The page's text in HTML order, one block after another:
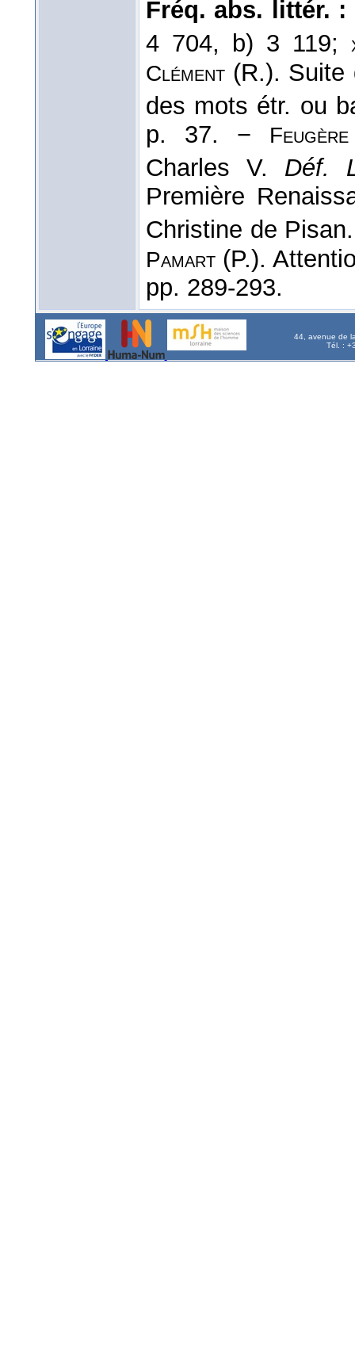
Fréq. abs. littér. :
4 704, b) 3 119;
Clément (R.). Suite
des mots étr. ou
p. 37. −
Feugère
Charles V. Déf.
Première
Christine de
Pamart (P.).
pp. 289-293.
44, avenue de
Tél. :